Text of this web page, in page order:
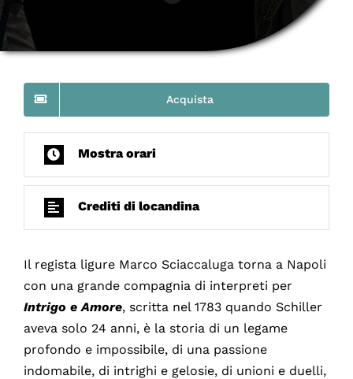
Acquista
Mostra orari
Crediti di locandina
Il regista ligure Marco Sciaccaluga torna a Napoli
con una grande compagnia di interpreti per
Intrigo e Amore, scritta nel 1783 quando Schiller
aveva solo 24 anni, è la storia di un legame
profondo e impossibile, di una passione
indomabile, di intrighi e gelosie, di unioni e duelli,